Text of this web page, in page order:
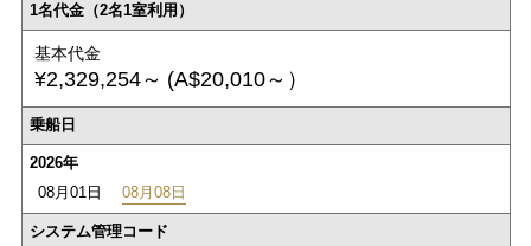
1名代金（2名1室利用）
基本代金
¥2,329,254～ (A$20,010～）
乗船日
2026年
08月01日
08月08日
システム管理コード